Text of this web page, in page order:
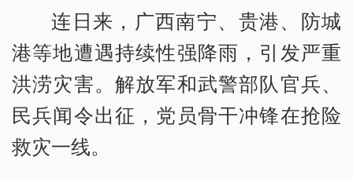
连日来，广西南宁、贵港、防城
港等地遭遇持续性强降雨，引发严重
洪涝灾害。解放军和武警部队官兵、
民兵闻令出征，党员骨干冲锋在抢险
救灾一线。